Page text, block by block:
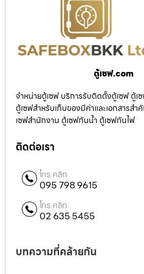
ตู้เซฟ.com
จำหน่ายตู้เซฟ บริการรับติดตั้งตู้เซฟ ตู้
ตู้เซฟสำหรับเก็บของมีค่าและเอกสารส
เซฟสำนักงาน ตู้เซฟกันน้ำ ตู้เซฟกันไฟ
ติดต่อเรา
โทร คลิก
095 798 9615
โทร คลิก
02 635 5455
บทความที่คล้ายกัน